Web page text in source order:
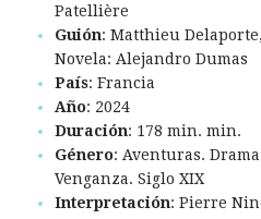
Patellière
Guión: Matthieu
Novela: Alejandro Dumas
País: Francia
Año: 2024
Duración: 178 min. min.
Género: Aventuras.
Venganza. Siglo XIX
Interpretación: Pierre